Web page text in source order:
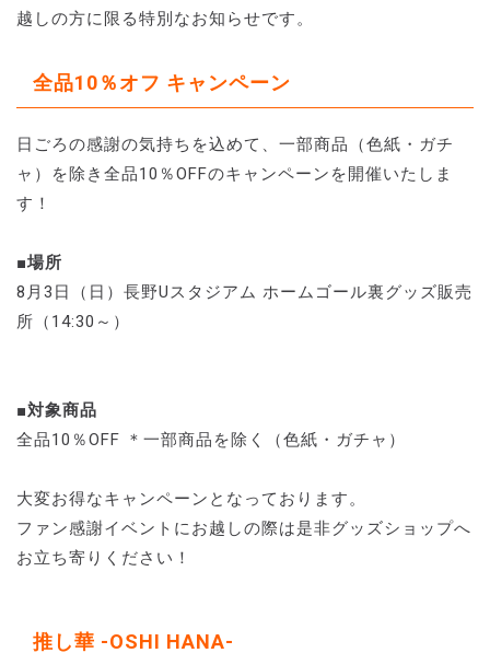
越しの方に限る特別なお知らせです。
全品10％オフ キャンペーン
日ごろの感謝の気持ちを込めて、一部商品（色紙・ガチ
ャ）を除き全品10％OFFのキャンペーンを開催いたしま
す！
■場所
8月3日（日）長野Uスタジアム ホームゴール裏グッズ販売
所（14:30～）
■対象商品
全品10％OFF ＊一部商品を除く（色紙・ガチャ）
大変お得なキャンペーンとなっております。
ファン感謝イベントにお越しの際は是非グッズショップへ
お立ち寄りください！
推し華 -OSHI HANA-